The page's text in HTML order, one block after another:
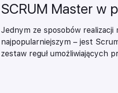
SCRUM Master w
Jednym ze sposobów realizacji
najpopularniejszym – jest
zestaw reguł umożliwiających